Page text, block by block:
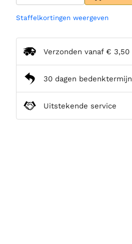
Staffelkortingen weergeven
Verzonden vanaf € 3,50
30 dagen bedenktermijn
Uitstekende service